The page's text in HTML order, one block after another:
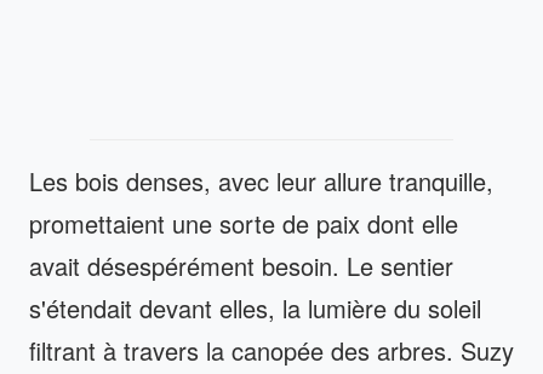
Les bois denses, avec leur allure tranquille,
promettaient une sorte de paix dont elle
avait désespérément besoin. Le sentier
s'étendait devant elles, la lumière du soleil
filtrant à travers la canopée des arbres. Suzy